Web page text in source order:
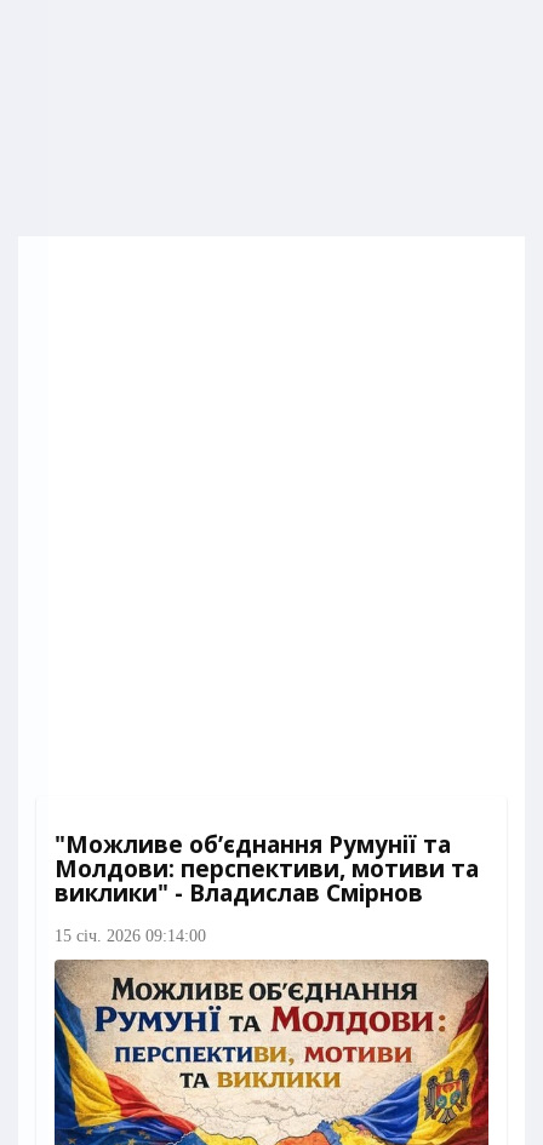
"Можливе об’єднання Румунії та
Молдови: перспективи, мотиви та
виклики" - Владислав Смірнов
15 січ. 2026 09:14:00